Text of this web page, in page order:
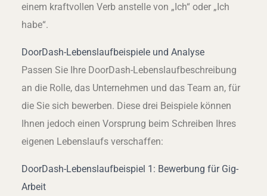
einem kraftvollen Verb anstelle von „Ich“ oder „Ich
habe“.
DoorDash-Lebenslaufbeispiele und Analyse
Passen Sie Ihre DoorDash-Lebenslaufbeschreibung
an die Rolle, das Unternehmen und das Team an, für
die Sie sich bewerben. Diese drei Beispiele können
Ihnen jedoch einen Vorsprung beim Schreiben Ihres
eigenen Lebenslaufs verschaffen:
DoorDash-Lebenslaufbeispiel 1: Bewerbung für Gig-
Arbeit